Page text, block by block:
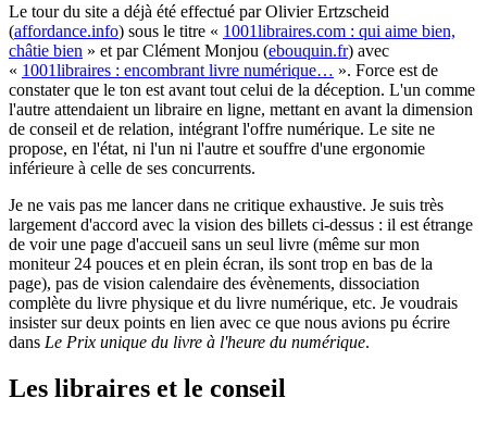
Le tour du site a déjà été effectué par Olivier Ertzscheid
(affordance.info) sous le titre « 1001libraires.com : qui aime bien,
châtie bien » et par Clément Monjou (ebouquin.fr) avec
« 1001libraires : encombrant livre numérique… ». Force est de
constater que le ton est avant tout celui de la déception. L'un comme
l'autre attendaient un libraire en ligne, mettant en avant la dimension
de conseil et de relation, intégrant l'offre numérique. Le site ne
propose, en l'état, ni l'un ni l'autre et souffre d'une ergonomie
inférieure à celle de ses concurrents.
Je ne vais pas me lancer dans ne critique exhaustive. Je suis très
largement d'accord avec la vision des billets ci-dessus : il est étrange
de voir une page d'accueil sans un seul livre (même sur mon
moniteur 24 pouces et en plein écran, ils sont trop en bas de la
page), pas de vision calendaire des évènements, dissociation
complète du livre physique et du livre numérique, etc. Je voudrais
insister sur deux points en lien avec ce que nous avions pu écrire
dans Le Prix unique du livre à l'heure du numérique.
Les libraires et le conseil